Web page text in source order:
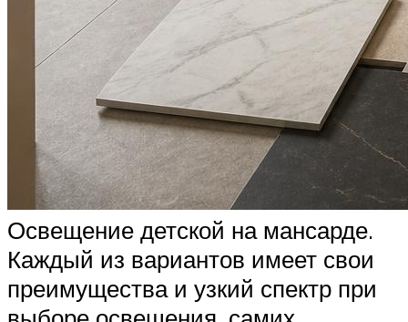
Освещение детской на мансарде.
Каждый из вариантов имеет свои
преимущества и узкий спектр при